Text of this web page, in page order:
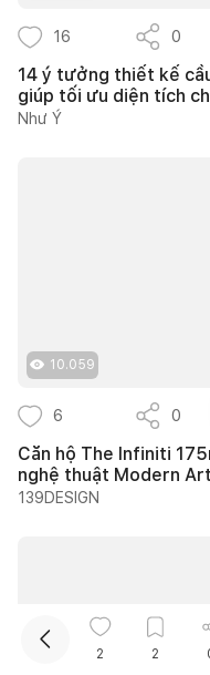
16 0
14 ý tưởng thiết kế
giúp tối ưu diện tích
Như Ý
10.059
6 0
Căn hộ The Infiniti
nghệ thuật Modern
139DESIGN
2 2